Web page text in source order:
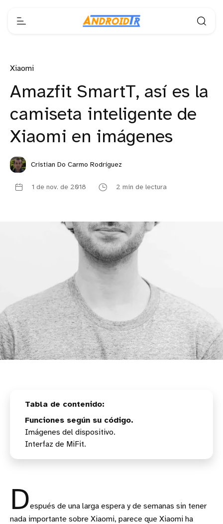
Xiaomi
Amazfit SmartT, así es la
camiseta inteligente de
Xiaomi en imágenes
Cristian Do Carmo Rodríguez
1 de nov. de 2018 2 min de lectura
Funciones según su código.
Imágenes del dispositivo.
Interfaz de MiFit.
Después de una larga espera y de semanas sin tener
nada importante sobre Xiaomi, parece que Xiaomi ha